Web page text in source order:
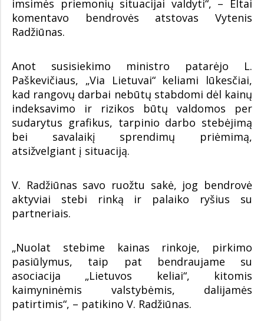
imsimės priemonių situacijai valdyti“, – Eltai
komentavo bendrovės atstovas Vytenis
Radžiūnas.
Anot susisiekimo ministro patarėjo L.
Paškevičiaus, „Via Lietuvai“ keliami lūkesčiai,
kad rangovų darbai nebūtų stabdomi dėl kainų
indeksavimo ir rizikos būtų valdomos per
sudarytus grafikus, tarpinio darbo stebėjimą
bei savalaikį sprendimų priėmimą,
atsižvelgiant į situaciją.
V. Radžiūnas savo ruožtu sakė, jog bendrovė
aktyviai stebi rinką ir palaiko ryšius su
partneriais.
„Nuolat stebime kainas rinkoje, pirkimo
pasiūlymus, taip pat bendraujame su
asociacija „Lietuvos keliai“, kitomis
kaimyninėmis valstybėmis, dalijamės
patirtimis“, – patikino V. Radžiūnas.